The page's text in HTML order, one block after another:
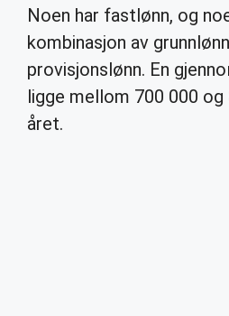
Noen har fastlønn, og
kombinasjon av
provisjonslønn. En
ligge mellom 700 000
året.